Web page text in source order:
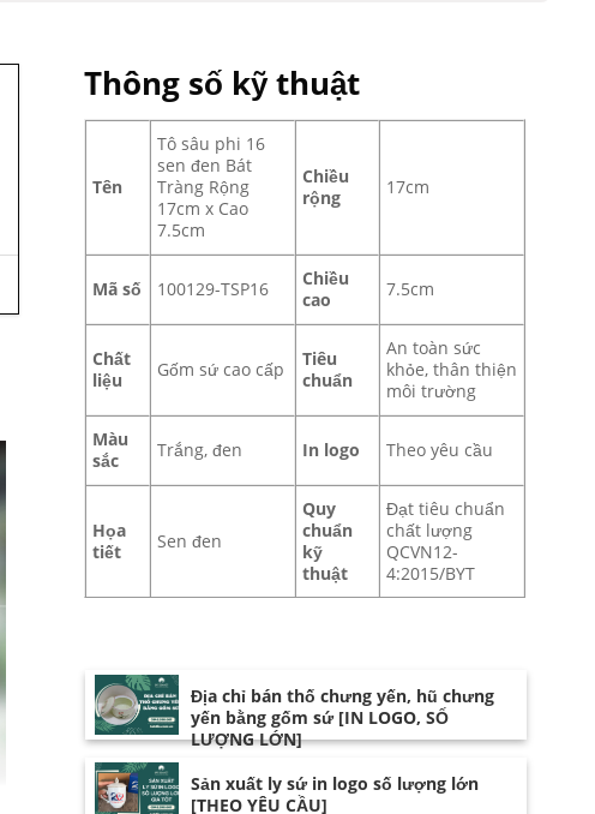
Thông số kỹ thuật
Tên
Tô sâu phi 16
sen đen Bát
Tràng Rộng
17cm x Cao
7.5cm
Chiều
rộng
17cm
Mã số 100129-TSP16
Chiều
cao
7.5cm
Chất
liệu
Gốm sứ cao cấp
Tiêu
chuẩn
An toàn sức
khỏe, thân thiện
môi trường
Màu
sắc
Trắng, đen In logo Theo yêu cầu
Họa
tiết
Sen đen
Quy
chuẩn
kỹ
thuật
Đạt tiêu chuẩn
chất lượng
QCVN12-
4:2015/BYT
Địa chỉ bán thố chưng yến, hũ chưng
yến bằng gốm sứ [IN LOGO, SỐ
LƯỢNG LỚN]
Sản xuất ly sứ in logo số lượng lớn
[THEO YÊU CẦU]